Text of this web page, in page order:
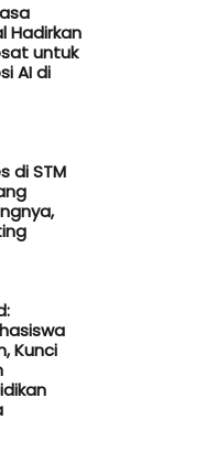
Hadirkan
untuk
AI di
di STM
Kunci